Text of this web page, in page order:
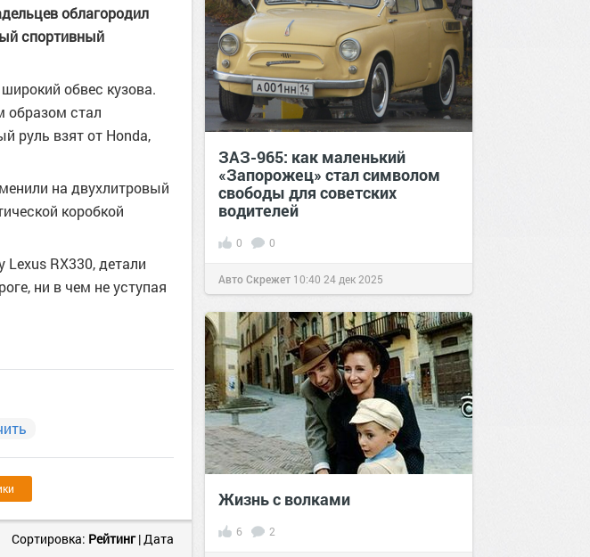
облагородил
спортивный
обвес кузова.
образом стал
руль взят от Honda,
на двухлитровый
коробкой
RX330, детали
ни в чем не уступая
Сортировка: Рейтинг|Дата
ЗАЗ-965: как маленький
«Запорожец» стал символом
свободы для советских
водителей
0 0
Авто Скрежет 10:40 24 дек 2025
Жизнь с волками
6 2